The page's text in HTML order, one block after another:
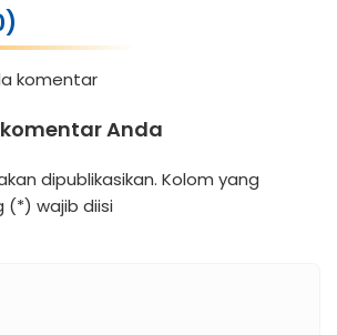
komentar
Anda
dipublikasikan. Kolom yang
wajib diisi